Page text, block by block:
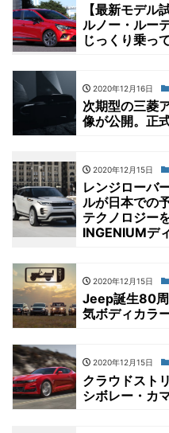
【最新モデル
ルノー・ルー
じっくり乗っ
2020年12月16日
次期型の三菱
像が公開。正
2020年12月15日
レンジローバ
ルが日本での
テクノロジー
INGENIUMデ
2020年12月15日
Jeep誕生80周
気ボディカラ
2020年12月15日
クラウドスト
シボレー・カ